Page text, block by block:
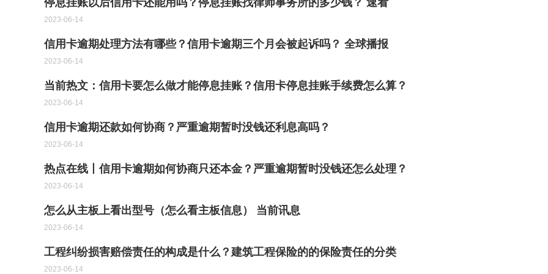
停息挂账以后信用卡还能用吗？停息挂账找律师事务所的多少钱？ 速看
2023-06-14
信用卡逾期处理方法有哪些？信用卡逾期三个月会被起诉吗？ 全球播报
2023-06-14
当前热文：信用卡要怎么做才能停息挂账？信用卡停息挂账手续费怎么算？
2023-06-14
信用卡逾期还款如何协商？严重逾期暂时没钱还利息高吗？
2023-06-14
热点在线丨信用卡逾期如何协商只还本金？严重逾期暂时没钱还怎么处理？
2023-06-14
怎么从主板上看出型号（怎么看主板信息） 当前讯息
2023-06-14
工程纠纷损害赔偿责任的构成是什么？建筑工程保险的的保险责任的分类
2023-06-14